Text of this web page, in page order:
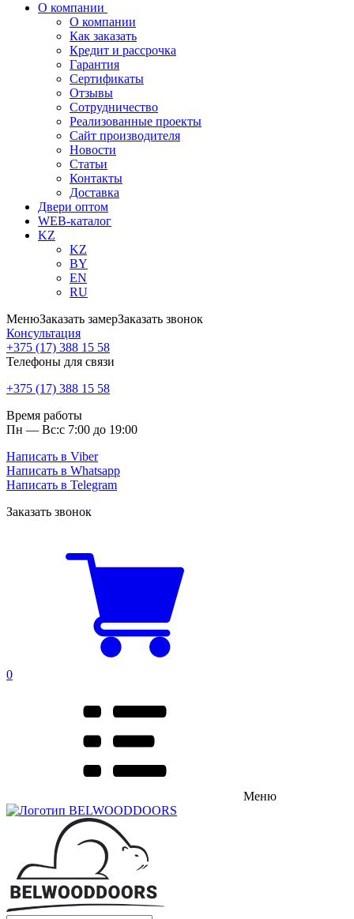
О компании
О компании
Как заказать
Кредит и рассрочка
Гарантия
Сертификаты
Отзывы
Сотрудничество
Реализованные проекты
Сайт производителя
Новости
Статьи
Контакты
Доставка
Двери оптом
WEB-каталог
KZ
KZ
BY
EN
RU
МенюЗаказать замерЗаказать звонок
Консультация
+375 (17) 388 15 58
Телефоны для связи
+375 (17) 388 15 58
Время работы
Пн — Вс:с 7:00 до 19:00
Написать в Viber
Написать в Whatsapp
Написать в Telegram
Заказать звонок
0
Меню